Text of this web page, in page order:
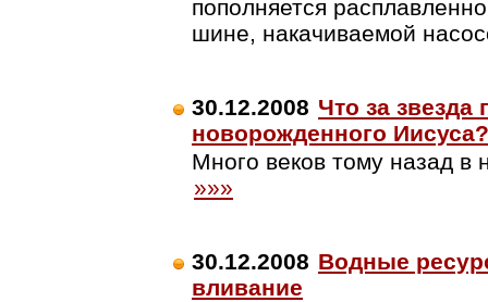
пополняется
шине, накачиваемой
30.12.2008 Что за
новорожденного Иисуса?
Много веков тому назад в
»»»
30.12.2008 Водные
вливание